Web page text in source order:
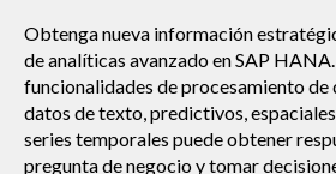
Obtenga nueva información
de analíticas avanzado en SAP
funcionalidades de procesamiento
datos de texto, predictivos,
series temporales puede obtener
pregunta de negocio y tomar